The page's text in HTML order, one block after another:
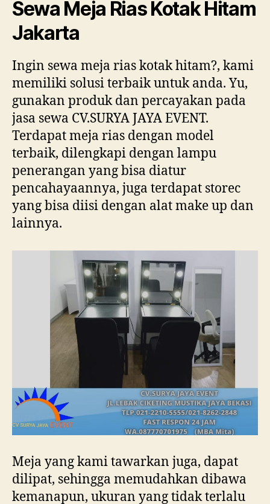
Sewa Meja Rias Kotak Hitam
Jakarta
Ingin sewa meja rias kotak hitam?, kami
memiliki solusi terbaik untuk anda. Yu,
gunakan produk dan percayakan pada
jasa sewa CV.SURYA JAYA EVENT.
Terdapat meja rias dengan model
terbaik, dilengkapi dengan lampu
penerangan yang bisa diatur
pencahayaannya, juga terdapat storec
yang bisa diisi dengan alat make up dan
lainnya.
Meja yang kami tawarkan juga, dapat
dilipat, sehingga memudahkan dibawa
kemanapun, ukuran yang tidak terlalu